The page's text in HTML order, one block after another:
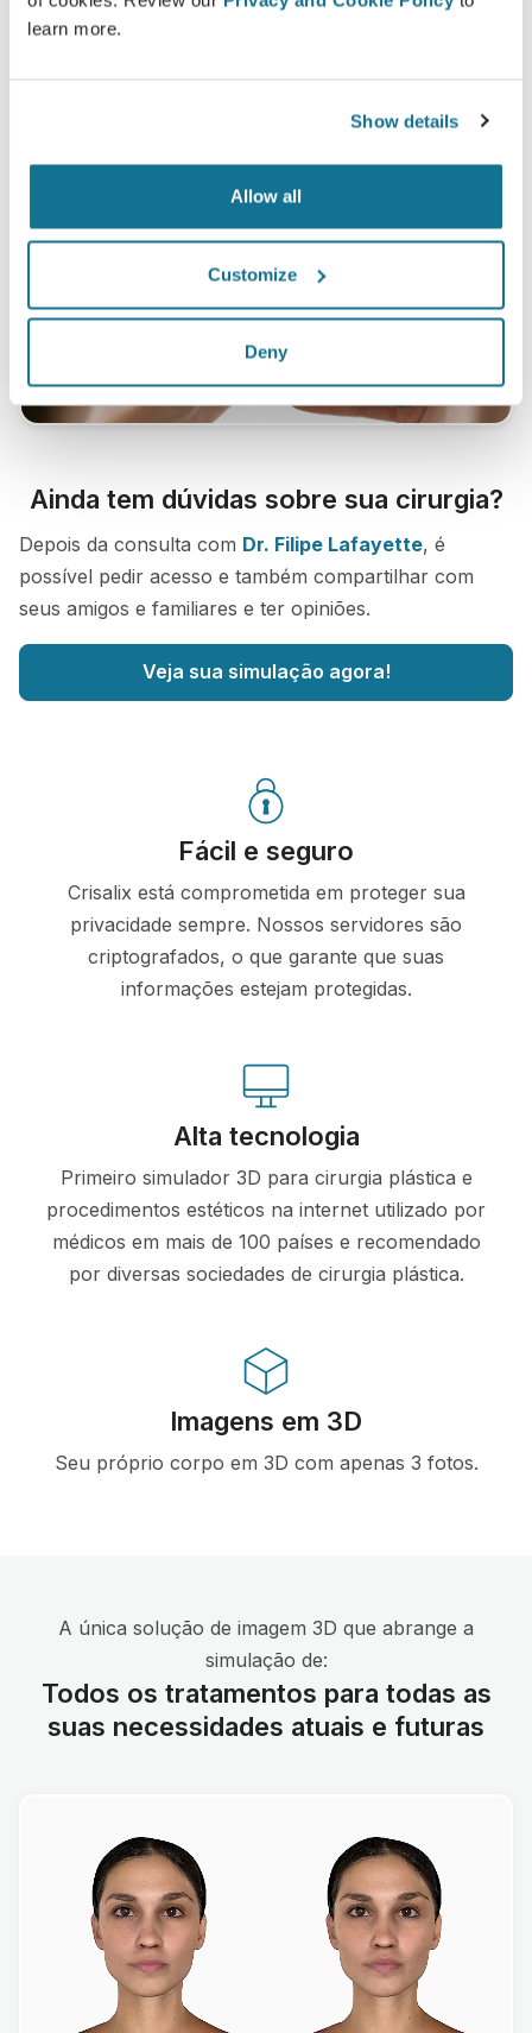
learn more.
Show details
Allow all
Customize
Deny
Ainda tem dúvidas sobre sua cirurgia?
Depois da consulta com Dr. Filipe Lafayette, é
possível pedir acesso e também compartilhar com
seus amigos e familiares e ter opiniões.
Veja sua simulação agora!
Fácil e seguro
Crisalix está comprometida em proteger sua
privacidade sempre. Nossos servidores são
criptografados, o que garante que suas
informações estejam protegidas.
Alta tecnologia
Primeiro simulador 3D para cirurgia plástica e
procedimentos estéticos na internet utilizado por
médicos em mais de 100 países e recomendado
por diversas sociedades de cirurgia plástica.
Imagens em 3D
Seu próprio corpo em 3D com apenas 3 fotos.
A única solução de imagem 3D que abrange a
simulação de:
Todos os tratamentos para todas as
suas necessidades atuais e futuras